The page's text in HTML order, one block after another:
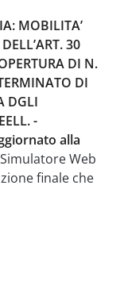
MOBILITA’
30
DI N.
DI
DGLI
-
alla
Web
finale che